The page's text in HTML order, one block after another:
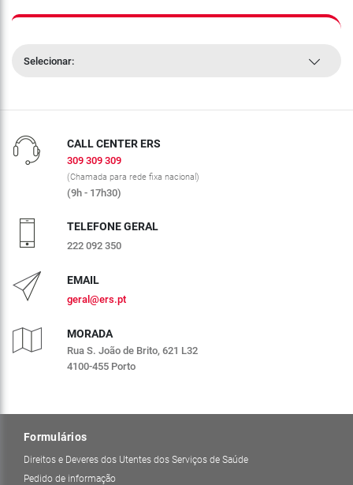
Selecionar:
CALL CENTER ERS
309 309 309
(Chamada para rede fixa nacional)
(9h - 17h30)
TELEFONE GERAL
222 092 350
EMAIL
geral@ers.pt
MORADA
Rua S. João de Brito, 621 L32
4100-455 Porto
Formulários
Direitos e Deveres dos Utentes dos Serviços de Saúde
Pedido de informação